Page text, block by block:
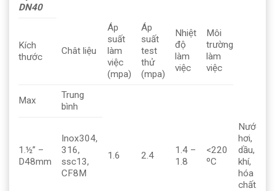
DN40
Kích
thước
Chât liệu
Áp
suất
làm
việc
(mpa)
Áp
suất
test
thử
(mpa)
Nhiệt
độ
làm
việc
Môi
trường
làm
việc
Max
Trung
bình
1.½” –
D48mm
Inox304,
316,
ssc13,
CF8M
1.6 2.4
1.4 –
1.8
<220
ºC
Nước,
hơi,
dầu,
khí,
hóa
chất.